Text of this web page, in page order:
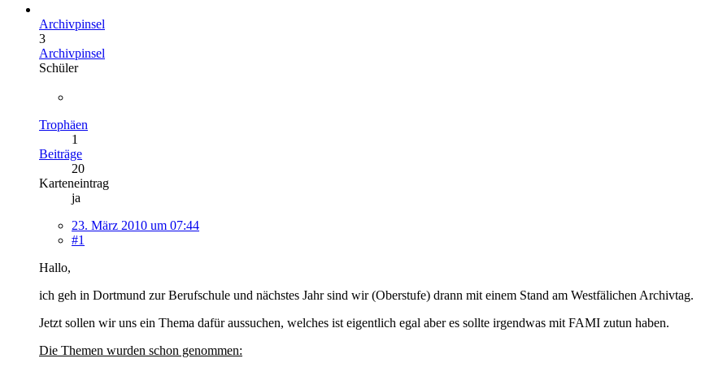
Archivpinsel
3
Archivpinsel
Schüler
Trophäen
1
Beiträge
20
Karteneintrag
ja
23. März 2010 um 07:44
#1
Hallo,
ich geh in Dortmund zur Berufschule und nächstes Jahr sind wir (Oberstufe) drann mit einem Stand am Westfälichen Archivtag.
Jetzt sollen wir uns ein Thema dafür aussuchen, welches ist eigentlich egal aber es sollte irgendwas mit FAMI zutun haben.
Die Themen wurden schon genommen: